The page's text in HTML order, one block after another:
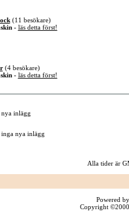
(11 besökare)
- läs detta först!
(4 besökare)
- läs detta först!
inlägg
nya inlägg
Alla tider är
Powered
Copyright